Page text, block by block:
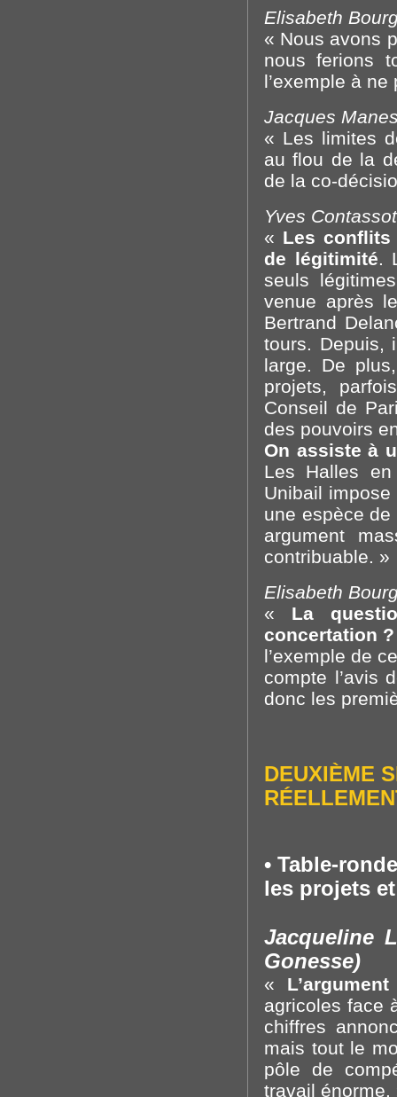
Elisabeth
« Nous avons
nous ferions
l’exemple à
Jacques
« Les limites
au flou de la
de la co-
Yves
« Les conflits
de légitimité.
seuls
venue après
Bertrand
tours. Depuis,
large. De
projets,
Conseil de
des pouvoirs
On assiste à
Les Halles
Unibail
une espèce de
argument
contribuable. »
Elisabeth
« La
concertation
l’exemple de
compte l’avis
donc les
DEUXIÈME
• Table-
les projets
Jacqueline
Gonesse)
«
agricoles face
chiffres
mais tout le
pôle de
travail énorme.